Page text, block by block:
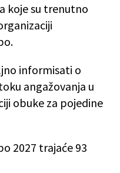
koje su trenutno
informisati o
angažovanja u
obuke za pojedine
2027 trajaće 93